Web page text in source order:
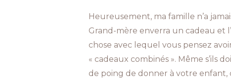
Heureusement, ma famille n’a
Grand-mère enverra un cadeau et
chose avec lequel vous pensez
« cadeaux combinés ». Même
de poing de donner à votre enfant,